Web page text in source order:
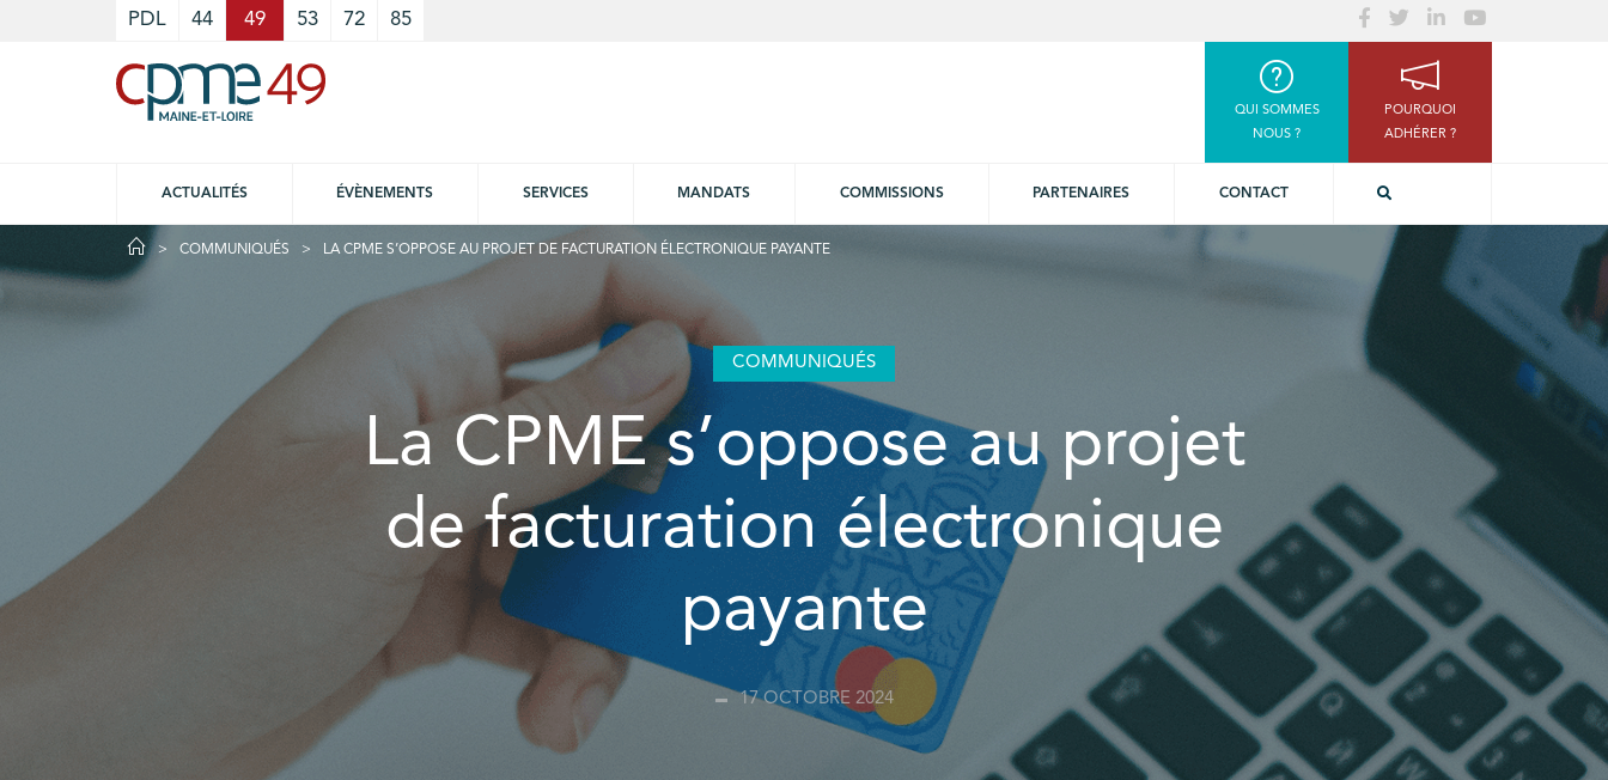
PDL 44 49 53 72 85
QUI SOMMES
NOUS ?
POURQUOI
ADHÉRER ?
ACTUALITÉS ÉVÈNEMENTS SERVICES MANDATS COMMISSIONS PARTENAIRES CONTACT
COMMUNIQUÉS LA CPME S’OPPOSE AU PROJET DE FACTURATION ÉLECTRONIQUE PAYANTE
COMMUNIQUÉS
La CPME s’oppose au projet
de facturation électronique
payante
17 OCTOBRE 2024
Cookies management panel